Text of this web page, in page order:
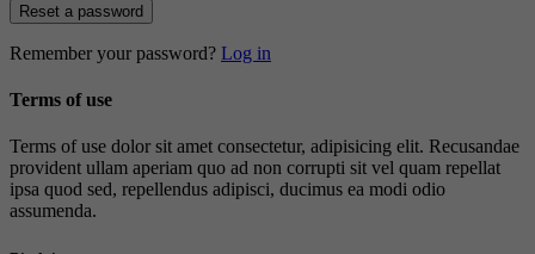
Reset a password
Remember your password? Log in
Terms of use
Terms of use dolor sit amet consectetur, adipisicing elit. Recusandae
provident ullam aperiam quo ad non corrupti sit vel quam repellat
ipsa quod sed, repellendus adipisci, ducimus ea modi odio
assumenda.